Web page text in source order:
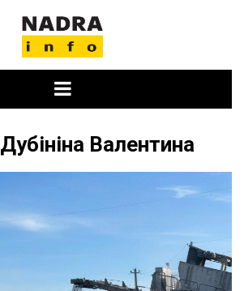
Дубініна Валентина